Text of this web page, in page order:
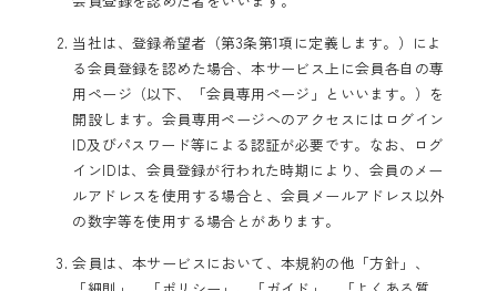
当社は、登録希望者（第3条第1項に定義します。）によ
る会員登録を認めた場合、本サービス上に会員各自の専
用ページ（以下、「会員専用ページ」といいます。）を
開設します。会員専用ページへのアクセスにはログイン
ID及びパスワード等による認証が必要です。なお、ログ
インIDは、会員登録が行われた時期により、会員のメー
ルアドレスを使用する場合と、会員メールアドレス以外
の数字等を使用する場合とがあります。
会員は、本サービスにおいて、本規約の他「方針」、